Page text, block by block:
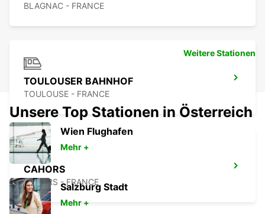
BLAGNAC - FRANCE
TOULOUSER BAHNHOF
TOULOUSE - FRANCE
CAHORS
CAHORS - FRANCE
Weitere Stationen
Unsere Top Stationen in Österreich
Wien Flughafen
Mehr +
Salzburg Stadt
Mehr +